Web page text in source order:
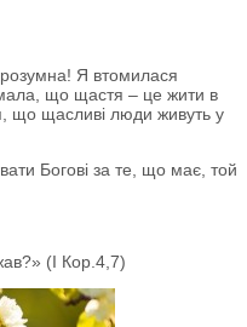
Я втомилася
що щастя – це жити в
що щасливі люди живуть у
Богові за те, що має, той
(І Кор.4,7)